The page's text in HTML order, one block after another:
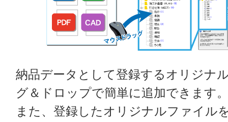
納品データとして登録するオリジナ
グ＆ドロップで簡単に追加できます
また、登録したオリジナルファイル